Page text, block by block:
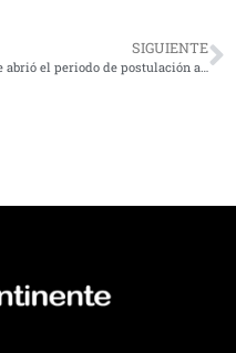
SIGUIENTE
Se abrió el periodo de postulación al Fondeporte 2022